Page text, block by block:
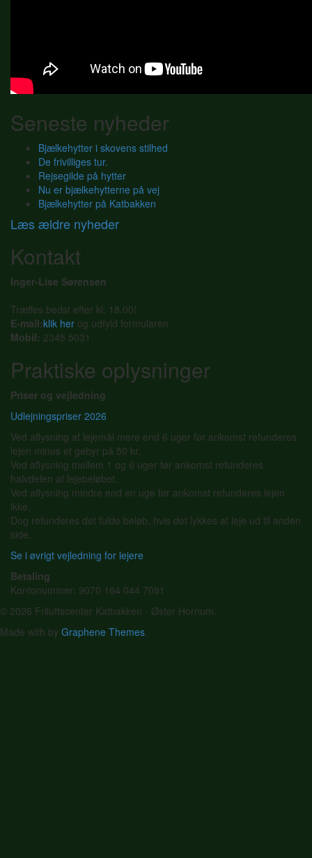
Seneste nyheder
Bjælkehytter i skovens stilhed
De frivilliges tur.
Rejsegilde på hytter
Nu er bjælkehytterne på vej
Bjælkehytter på Katbakken
Læs ældre nyheder
Kontakt
Inger-Lise Sørensen
Træffes bedst efter kl. 18.00!
E-mail:klik her og udfyld formularen
Mobil: 2345 5031
Praktiske oplysninger
Priser og vejledning
Udlejningspriser 2026
Ved aflysning af lejemål mere end 6 uger før ankomst refunderes
lejen minus et gebyr på 50 kr.
Ved aflysning mellem 1 og 6 uger før ankomst refunderes
halvdelen af lejebeløbet.
Ved aflysning mindre end en uge før ankomst refunderes lejen
ikke.
Dog refunderes det fulde beløb, hvis det lykkes at leje ud til anden
side.
Se i øvrigt vejledning for lejere
Betaling
Kontonummer: 9070 164 044 7091
© 2026 Friluftscenter Katbakken - Øster Hornum.
Made with by Graphene Themes.